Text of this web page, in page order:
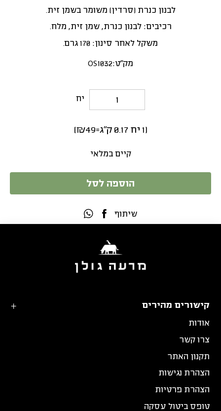
לבנון כנרת (סרדין) משומר בשמן זית.
רכיבים: לבנון כנרת, שמן זית, מלח.
משקל לאחר סינון: 170 גרם.
מק"ט:OS1032
יח
(
1 יח 0.17 ק"ג=
₪49
)
קיים במלאי
הוספה לסל
שיתוף
קישורים מהירים
אודות
צרו קשר
תקנון האתר
הצהרת נגישות
הצהרת פרטיות
טופס ביטול עסקה